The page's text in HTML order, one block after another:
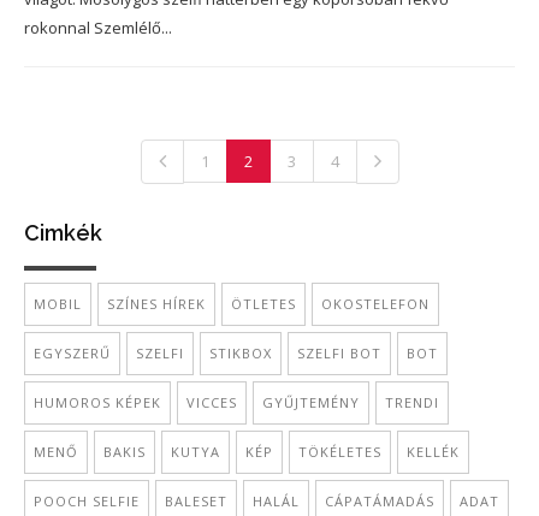
rokonnal Szemlélő...
1 2 3 4
Cimkék
MOBIL SZÍNES HÍREK ÖTLETES OKOSTELEFON
EGYSZERŰ SZELFI STIKBOX SZELFI BOT BOT
HUMOROS KÉPEK VICCES GYŰJTEMÉNY TRENDI
MENŐ BAKIS KUTYA KÉP TÖKÉLETES KELLÉK
POOCH SELFIE BALESET HALÁL CÁPATÁMADÁS ADAT